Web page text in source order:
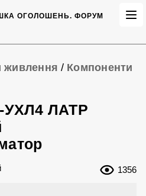
ОГОЛОШЕНЬ. ФОРУМ
живлення / Компоненти
УХЛ4 ЛАТР
1356